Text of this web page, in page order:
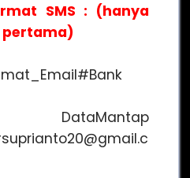
SMS : (hanya
pertama)